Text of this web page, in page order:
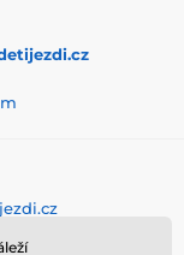
(Po-Pá 10-16 hod)